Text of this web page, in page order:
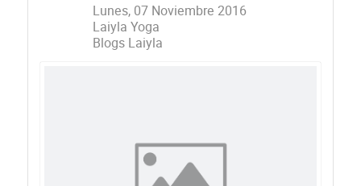
Lunes, 07 Noviembre 2016
Laiyla Yoga
Blogs Laiyla